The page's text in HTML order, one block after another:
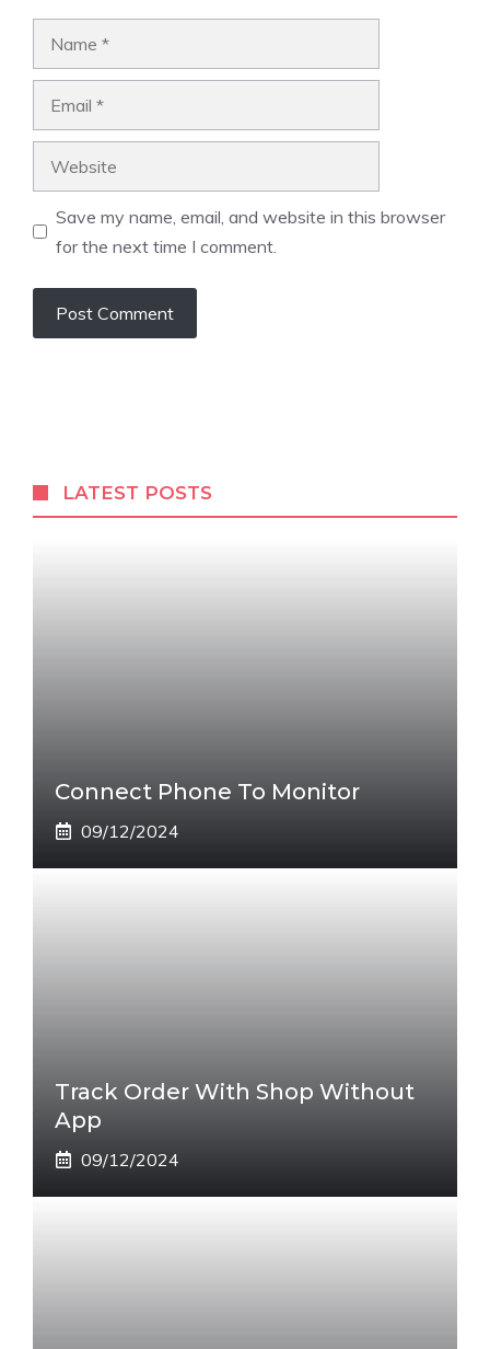
Save my name, email, and website in this browser
for the next time I comment.
LATEST POSTS
Connect Phone To Monitor
09/12/2024
Track Order With Shop Without
App
09/12/2024